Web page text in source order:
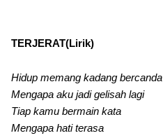
TERJERAT(Lirik)
Hidup memang kadang bercanda
Mengapa aku jadi gelisah lagi
Tiap kamu bermain kata
Mengapa hati terasa